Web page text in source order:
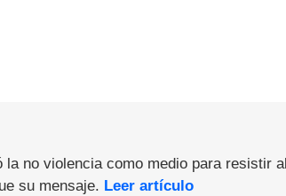
no violencia como medio para resistir
su mensaje. Leer artículo